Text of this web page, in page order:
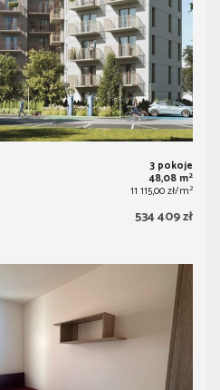
3 pokoje
48,08 m2
11 115,00 zł/m2
534 409 zł